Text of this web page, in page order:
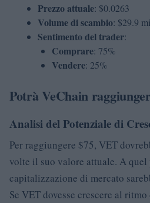
Prezzo attuale: $0.0263
Volume di scambio: $29.9
Sentimento del trader:
Comprare: 75%
Vendere: 25%
Potrà VeChain
Analisi del Potenziale di
Per raggiungere $75, VET
volte il suo valore attuale. A quel
capitalizzazione di mercato
Se VET dovesse crescere al